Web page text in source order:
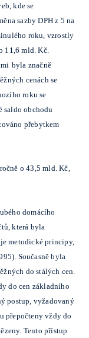
kde se
sazby DPH z 5 na
roku, vzrostly
11,6 mld. Kč.
byla značně
cenách se
roku se
saldo obchodu
přebytkem
o 43,5 mld. Kč,
domácího
která byla
metodické principy,
Současně byla
do stálých cen.
do cen základního
postup, vyžadovaný
přepočteny vždy do
Tento přístup